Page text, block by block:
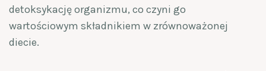
detoksykację organizmu, co czyni go
wartościowym składnikiem w zrównoważonej
diecie.